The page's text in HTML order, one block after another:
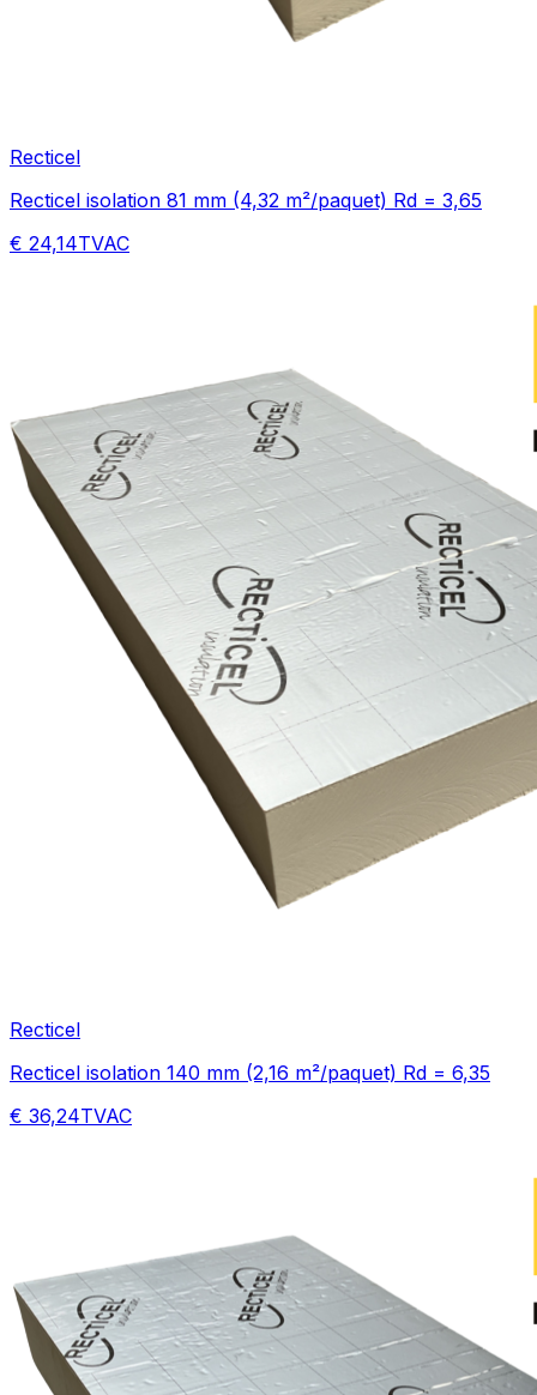
Recticel
Recticel isolation 81 mm (4,32 m²/paquet) Rd = 3,65
€ 24,14TVAC
Recticel
Recticel isolation 140 mm (2,16 m²/paquet) Rd = 6,35
€ 36,24TVAC